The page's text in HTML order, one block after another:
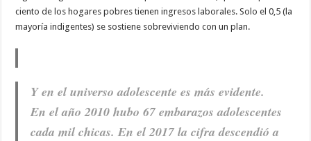
ciento de los hogares pobres tienen ingresos laborales. Solo el 0,5 (la
mayoría indigentes) se sostiene sobreviviendo con un plan.
Y en el universo adolescente es más evidente.
En el año 2010 hubo 67 embarazos adolescentes
cada mil chicas. En el 2017 la cifra descendió a